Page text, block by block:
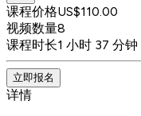
课程价格US$110.00
视频数量8
课程时长1 小时 37 分钟
立即报名
详情